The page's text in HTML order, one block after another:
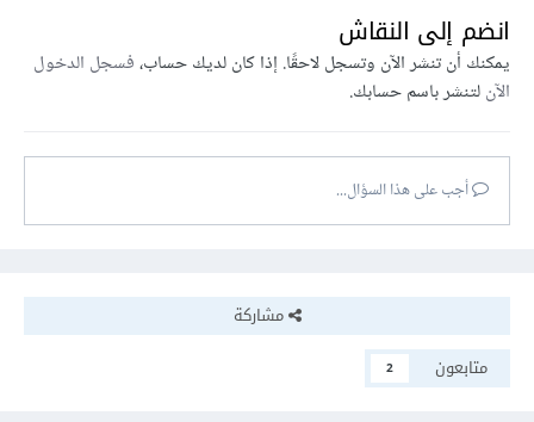
انضم إلى النقاش
يمكنك أن تنشر الآن وتسجل لاحقًا. إذا كان لديك حساب،فسجل الدخول
الآنلتنشر باسم حسابك.
أجب على هذا السؤال...
مشاركة
متابعون
2